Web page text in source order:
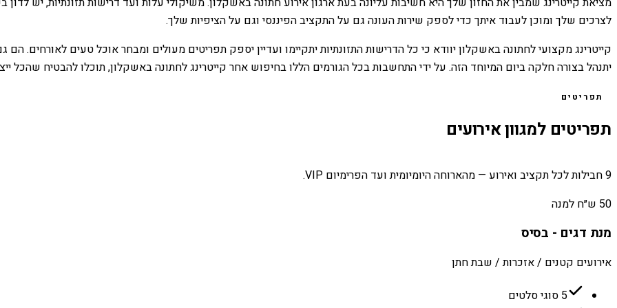
לצרכים שלך ומוכן לעבוד איתך כדי לספק שירות העונה גם על התקציב הפיננסי וגם על הציפיות שלך.
קייטרינג מקצועי לחתונה באשקלון יוודא כי כל הדרישות התזונתיות יתקיימו ועדיין יספק תפריטים מעולים ומבחר אוכל טעים לאורחים. הם
יתנהל בצורה חלקה ביום המיוחד הזה. על ידי התחשבות בכל הגורמים הללו בחיפוש אחר קייטרינג לחתונה באשקלון, תוכלו להבטיח
תפריטים
תפריטים למגוון אירועים
9 חבילות לכל תקציב ואירוע — מהארוחה היומיומית ועד הפרימיום VIP.
50 ש״ח למנה
מנת דגים - בסיס
אירועים קטנים / אזכרות / שבת חתן
5 סוגי סלטים